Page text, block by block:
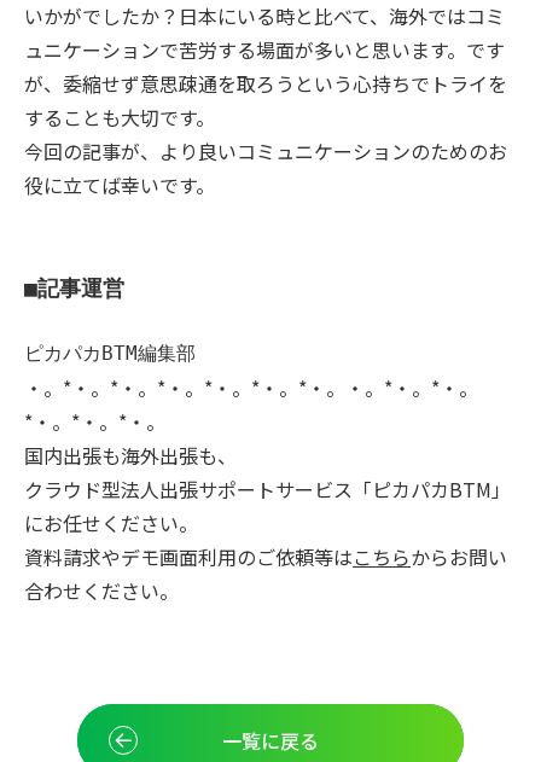
いかがでしたか？日本にいる時と比べて、海外ではコミ
ュニケーションで苦労する場面が多いと思います。です
が、委縮せず意思疎通を取ろうという心持ちでトライを
することも大切です。
今回の記事が、より良いコミュニケーションのためのお
役に立てば幸いです。
■記事運営
ピカパカBTM編集部
・。*・。*・。*・。*・。*・。*・。・。*・。*・。
*・。*・。*・。
国内出張も海外出張も、
クラウド型法人出張サポートサービス「ピカパカBTM」
にお任せください。
資料請求やデモ画面利用のご依頼等はこちらからお問い
合わせください。
一覧に戻る